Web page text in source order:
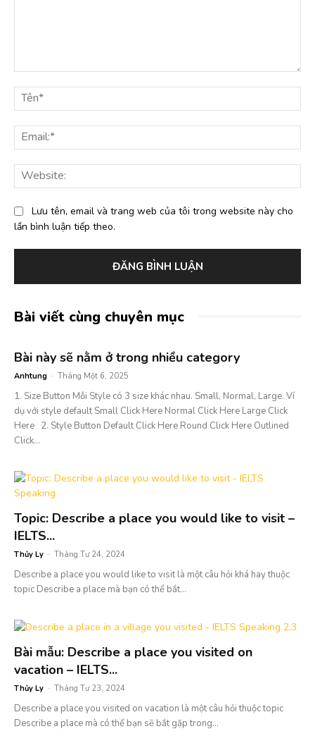
luận:
Lưu tên, email và trang web của tôi trong website này cho
lần bình luận tiếp theo.
Bài viết cùng chuyên mục
Bài này sẽ nằm ở trong nhiều category
Anhtung - Tháng Một 6, 2025
1. Size Button Mỗi Style có 3 size khác nhau. Small, Normal, Large. Ví
dụ với style default Small Click Here Normal Click Here Large Click
Here 2. Style Button Default Click Here Round Click Here Outlined
Click...
Topic: Describe a place you would like to visit –
IELTS...
Thủy Ly - Tháng Tư 24, 2024
Describe a place you would like to visit là một câu hỏi khá hay thuộc
topic Describe a place mà bạn có thể bắt...
Bài mẫu: Describe a place you visited on
vacation – IELTS...
Thủy Ly - Tháng Tư 23, 2024
Describe a place you visited on vacation là một câu hỏi thuộc topic
Describe a place mà có thể bạn sẽ bắt gặp trong...